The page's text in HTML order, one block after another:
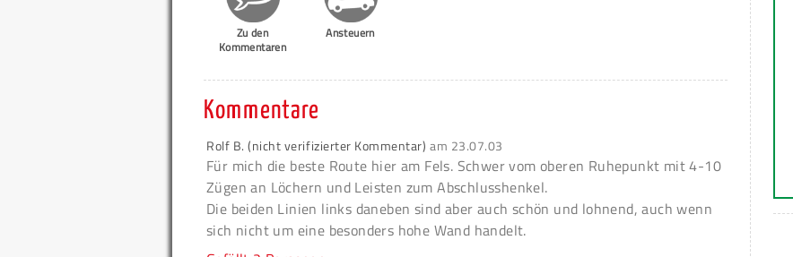
Zu den
Kommentaren
Ansteuern
Kommentare
Rolf B. (nicht verifizierter Kommentar) am 23.07.03
Für mich die beste Route hier am Fels. Schwer vom oberen Ruhepunkt mit 4-10
Zügen an Löchern und Leisten zum Abschlusshenkel.
Die beiden Linien links daneben sind aber auch schön und lohnend, auch wenn
sich nicht um eine besonders hohe Wand handelt.